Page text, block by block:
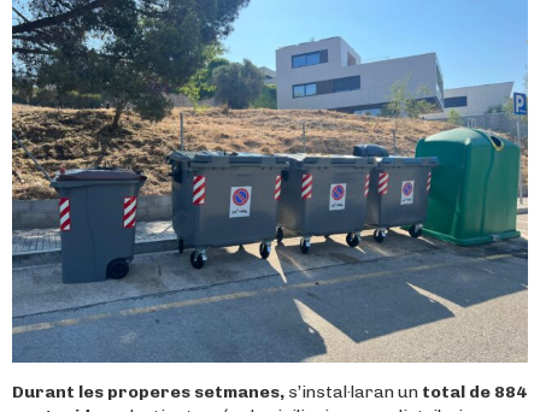
Durant les properes setmanes, s’instal·laran un total de 884